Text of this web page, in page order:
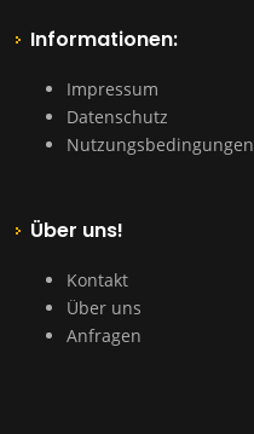
Informationen:
Impressum
Datenschutz
Nutzungsbedingungen
Über uns!
Kontakt
Über uns
Anfragen